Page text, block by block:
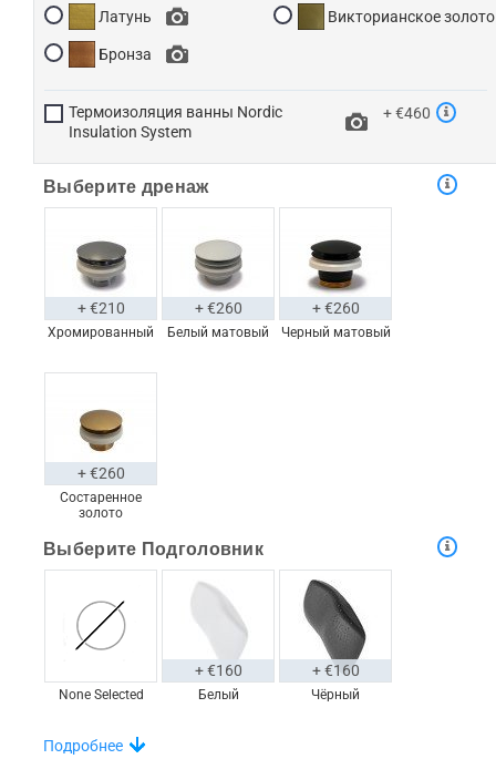
Латунь
Бронза
Викторианское золото
Термоизоляция ванны Nordic
Insulation System
+ €460
Выберите дренаж
Хромированный
+ €210
Белый матовый
+ €260
Черный матовый
+ €260
Состаренное
золото
+ €260
Выберите Подголовник
None Selected Белый
+ €160
Чёрный
+ €160
Выделитесь Своим Стилем С Этими
Подробнее